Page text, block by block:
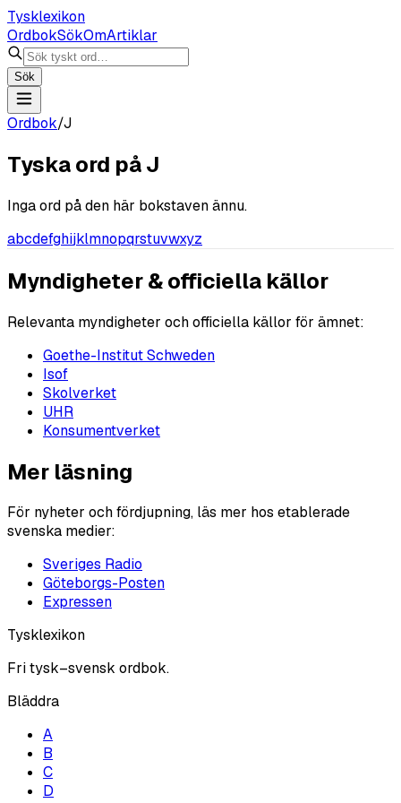
Tysklexikon
OrdbokSökOmArtiklar
Sök
Ordbok/J
Tyska ord påJ
Inga ord på den här bokstaven ännu.
abcdefghijklmnopqrstuvwxyz
Myndigheter & officiella källor
Relevanta myndigheter och officiella källor för ämnet:
Goethe-Institut Schweden
Isof
Skolverket
UHR
Konsumentverket
Mer läsning
För nyheter och fördjupning, läs mer hos etablerade
svenska medier:
Sveriges Radio
Göteborgs-Posten
Expressen
Tysklexikon
Fri tysk–svensk ordbok.
Bläddra
A
B
C
D